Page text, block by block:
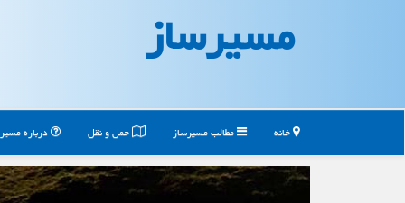
مسیرساز
خانه مطالب مسیرساز حمل و نقل درباره